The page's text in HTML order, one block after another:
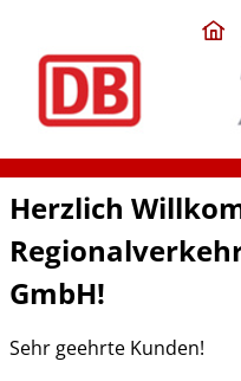
Herzlich
GmbH!
Sehr geehrte Kunden!